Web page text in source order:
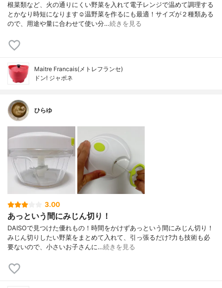
根菜類など、火の通りにくい野菜を入れて電子レンジで温めて調理する
とかなり時短になります☺️温野菜を作るにも最適！サイズが２種類ある
ので、用途や量に合わせて使い分…続きを見る
Maitre Francais(メトレフランセ)
ドン! ジャポネ
ひらゆ
3.00
あっという間にみじん切り！
DAISOで見つけた優れもの！時間をかけずあっという間にみじん切り！
みじん切りしたい野菜をまとめて入れて、引っ張るだけ?力も技術も必
要ないので、小さいお子さんに…続きを見る